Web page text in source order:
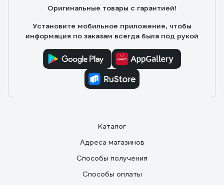
Оригинальные товары с гарантией!
Установите мобильное приложение, чтобы
информация по заказам всегда была под рукой
Каталог
Адреса магазинов
Способы получения
Способы оплаты